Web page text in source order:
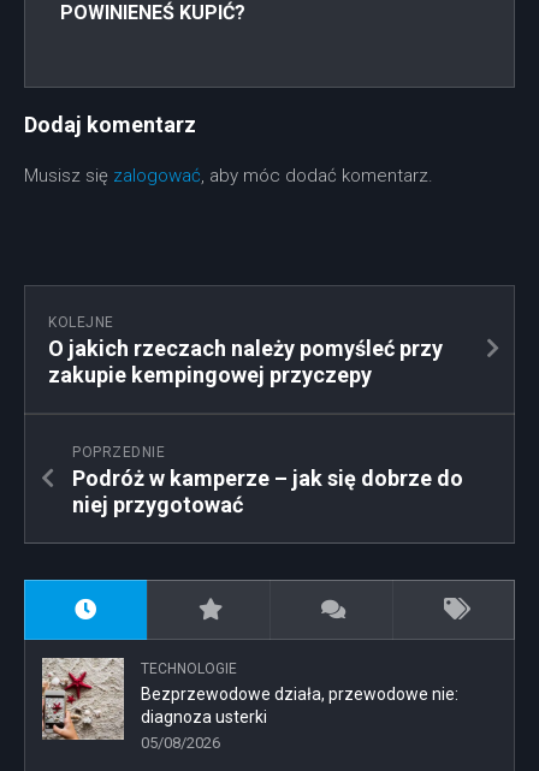
POWINIENEŚ KUPIĆ?
Dodaj komentarz
Musisz się zalogować, aby móc dodać komentarz.
KOLEJNE
O jakich rzeczach należy pomyśleć przy
zakupie kempingowej przyczepy
POPRZEDNIE
Podróż w kamperze – jak się dobrze do
niej przygotować
TECHNOLOGIE
Bezprzewodowe działa, przewodowe nie:
diagnoza usterki
05/08/2026